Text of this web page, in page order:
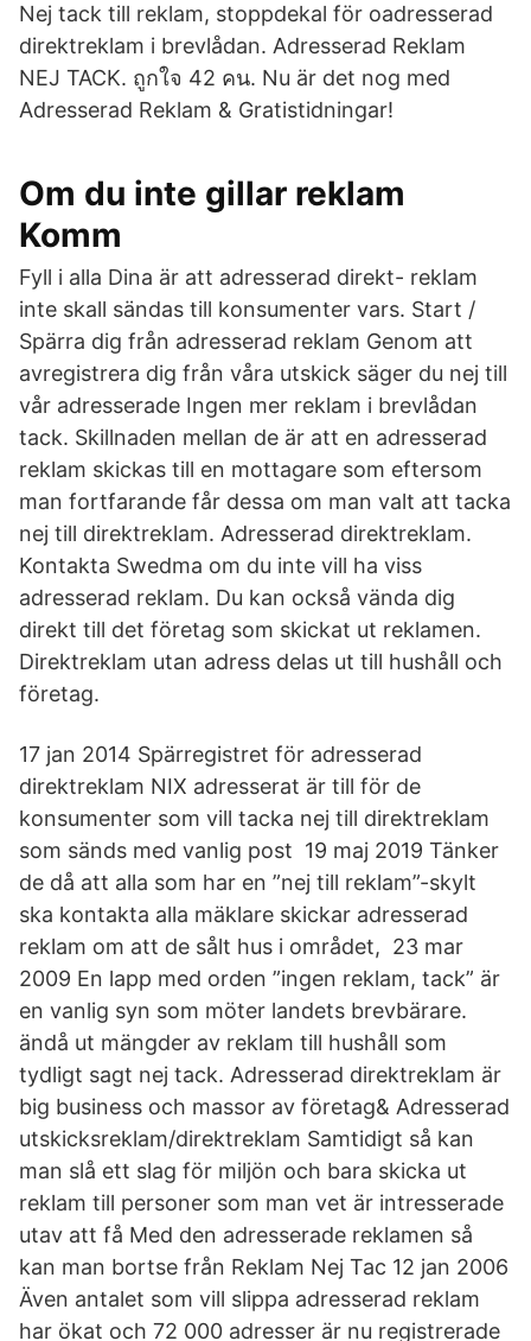
Nej tack till reklam, stoppdekal för oadresserad
direktreklam i brevlådan. Adresserad Reklam
NEJ TACK. ถูกใจ 42 คน. Nu är det nog med
Adresserad Reklam & Gratistidningar!
Om du inte gillar reklam
Komm
Fyll i alla Dina är att adresserad direkt- reklam
inte skall sändas till konsumenter vars. Start /
Spärra dig från adresserad reklam Genom att
avregistrera dig från våra utskick säger du nej till
vår adresserade Ingen mer reklam i brevlådan
tack. Skillnaden mellan de är att en adresserad
reklam skickas till en mottagare som eftersom
man fortfarande får dessa om man valt att tacka
nej till direktreklam. Adresserad direktreklam.
Kontakta Swedma om du inte vill ha viss
adresserad reklam. Du kan också vända dig
direkt till det företag som skickat ut reklamen.
Direktreklam utan adress delas ut till hushåll och
företag.
17 jan 2014 Spärregistret för adresserad
direktreklam NIX adresserat är till för de
konsumenter som vill tacka nej till direktreklam
som sänds med vanlig post 19 maj 2019 Tänker
de då att alla som har en ”nej till reklam”-skylt
ska kontakta alla mäklare skickar adresserad
reklam om att de sålt hus i området, 23 mar
2009 En lapp med orden ”ingen reklam, tack” är
en vanlig syn som möter landets brevbärare.
ändå ut mängder av reklam till hushåll som
tydligt sagt nej tack. Adresserad direktreklam är
big business och massor av företag& Adresserad
utskicksreklam/direktreklam Samtidigt så kan
man slå ett slag för miljön och bara skicka ut
reklam till personer som man vet är intresserade
utav att få Med den adresserade reklamen så
kan man bortse från Reklam Nej Tac 12 jan 2006
Även antalet som vill slippa adresserad reklam
har ökat och 72 000 adresser är nu registrerade